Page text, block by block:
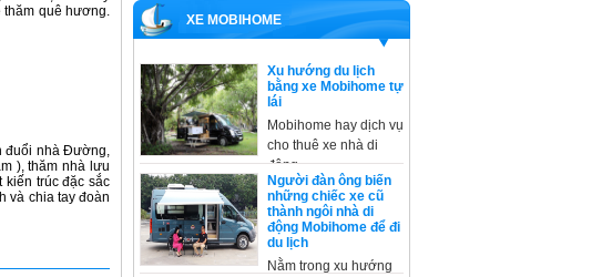
thăm quê hương.
đuổi nhà Đ­ường,
), thăm nhà lưu
trúc đặc sắc
và chia tay đoàn
XE MOBIHOME
Xu hướng du lịch
bằng xe Mobihome tự
lái
Mobihome hay dịch vụ
cho thuê xe nhà di
động
Người đàn ông biến
những chiếc xe cũ
thành ngôi nhà di
động Mobihome để đi
du lịch
Nằm trong xu hướng